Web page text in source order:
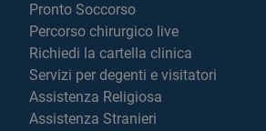
Pronto Soccorso
Percorso chirurgico live
Richiedi la cartella clinica
Servizi per degenti e visitatori
Assistenza Religiosa
Assistenza Stranieri